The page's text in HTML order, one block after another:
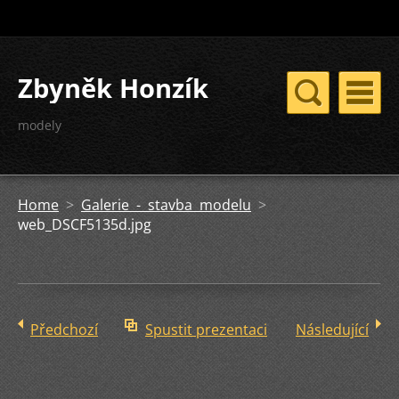
Zbyněk Honzík
modely
Home > Galerie - stavba modelu >
web_DSCF5135d.jpg
Předchozí Spustit prezentaci Následující